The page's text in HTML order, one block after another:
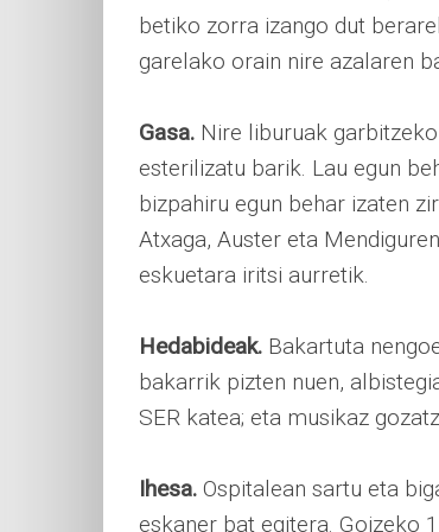
betiko zorra izango dut
garelako orain nire azalaren
Gasa. Nire liburuak
esterilizatu barik. Lau egun
bizpahiru egun behar izaten
Atxaga, Auster eta
eskuetara iritsi aurretik.
Hedabideak. Bakartuta
bakarrik pizten nuen,
SER katea; eta musikaz
Ihesa. Ospitalean sartu eta
eskaner bat egitera. Goizeko